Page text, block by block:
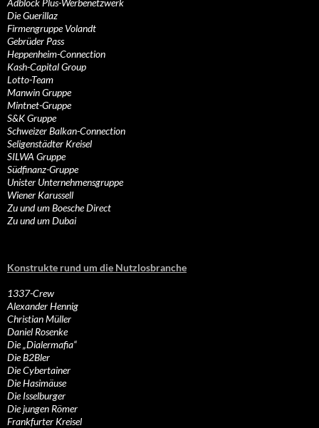
Adblock Plus-Werbenetzwerk
Die Guerillaz
Firmengruppe Volandt
Gebrüder Pass
Heppenheim-Connection
Kash-Capital Group
Lotto-Team
Manwin Gruppe
Mintnet-Gruppe
S&K Gruppe
Schweizer Balkan-Connection
Seligenstädter Kreisel
SILWA Gruppe
Südfinanz-Gruppe
Unister Unternehmensgruppe
Wiener Karussell
Zu und um Boesche Direct
Zu und um Dubai
Konstrukte rund um die Nutzlosbranche
1337-Crew
Alexander Hennig
Christian Müller
Daniel Rosenke
Die „Dialermafia“
Die B2Bler
Die Cybertainer
Die Hasimäuse
Die Isselburger
Die jungen Römer
Frankfurter Kreisel